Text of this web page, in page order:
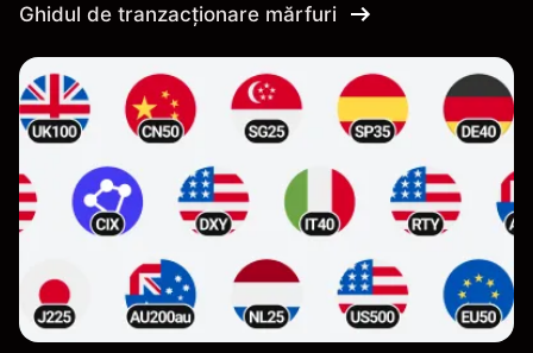
Ghidul de tranzacționare mărfuri